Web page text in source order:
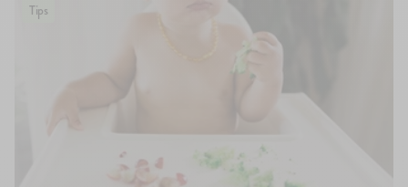
Tips